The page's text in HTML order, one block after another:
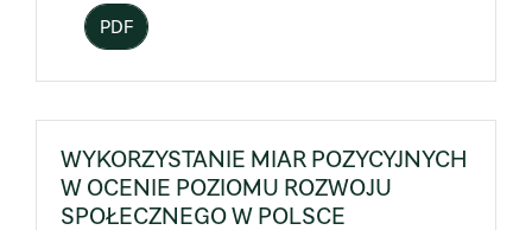
PDF
WYKORZYSTANIE MIAR POZYCYJNYCH
W OCENIE POZIOMU ROZWOJU
SPOŁECZNEGO W POLSCE